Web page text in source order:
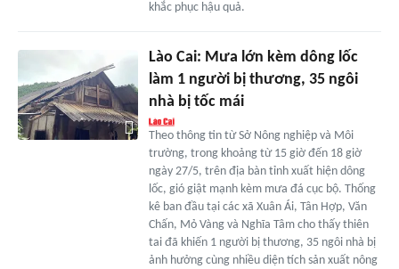
khắc phục hậu quả.
Lào Cai: Mưa lớn kèm dông lốc
làm 1 người bị thương, 35 ngôi
nhà bị tốc mái
Theo thông tin từ Sở Nông nghiệp và Môi
trường, trong khoảng từ 15 giờ đến 18 giờ
ngày 27/5, trên địa bàn tỉnh xuất hiện dông
lốc, gió giật mạnh kèm mưa đá cục bộ. Thống
kê ban đầu tại các xã Xuân Ái, Tân Hợp, Văn
Chấn, Mỏ Vàng và Nghĩa Tâm cho thấy thiên
tai đã khiến 1 người bị thương, 35 ngôi nhà bị
ảnh hưởng cùng nhiều diện tích sản xuất nông